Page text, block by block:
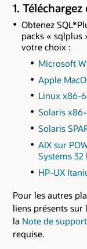
1.
Obtenez
packs « sqlplus
votre choix :
Microsoft
Apple
Linux x86-
Solaris
Solaris
AIX sur
Systems 32
HP-UX
Pour les autres
liens présents sur
la Note de support
requise.